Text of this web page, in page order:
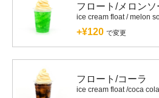
フロート/メロンソ
ice cream float / melon
+¥120 で変更
フロート/コーラ
ice cream float /coca cola